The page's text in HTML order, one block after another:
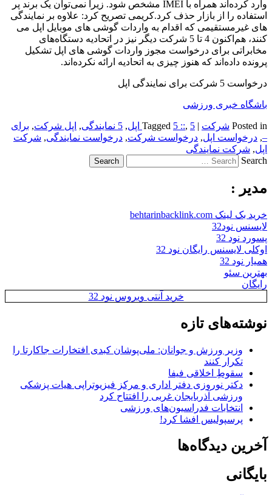
وارد کرده‌اند همراه با IMEI مشخص شود. زیرا نمی‌توان یک برند پر
استفاده را از بازار حذف کرد.کریمی تصریح کرد: علاوه بر نمایندگی
های غیرمستقیمی که اقدام به واردات گوشی های موبایل اپل می
کنند، هم‌اکنون 4 تا 5 شرکت دیگر نیز در اتحادیه دستگاه‌های
مخابراتی برای درخواست مجوز واردات گوشی های اپل تشکیل
پرونده داده‌اند که هنوز چیزی به اتحادیه ارائه نکرده‌اند.
درخواست 5 شرکت برای نمایندگی اپل
باشگاه خبری ورزشی
Posted in شرکت |
Tagged 5 ::, 5 اپل , 5 نمایندگی , اپل شرکت, برای
–
, درخواست اپل, درخواست شرکت, درخواست نمایندگی, شرکت
اپل, شرکت نمایندگی
Search
مدیر :
خرید بک لینک behtarinbacklink.com
لایسنس نود32
پسورد نود 32
اوکلی لایسنس رایگان نود 32
همیار نود 32
بهترین سئو
رایگان
خرید آنتی ویروس نود 32
نوشته‌های تازه
وزیر ورزش و جوانان: ملی‌پوشان کبدی افتخارات جاکارتا را
تکرار کنند
سقوطِ اخلاقی فیفا
دکتر نوروزی دفتر اداری و مرکز فیزیوتراپی هیات پزشکی
ورزشی آذربایجان غربی را افتتاح کرد
انتخابات فدراسیون‌های ورزشی
پرسپولیس افشا کرد!
آخرین دیدگاه‌ها
بایگانی